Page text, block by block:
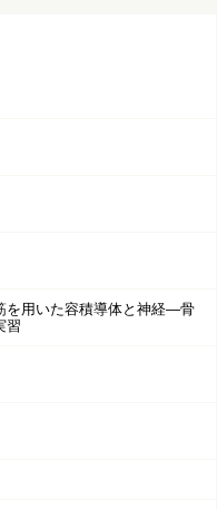
を用いた容積導体と神経―骨
習